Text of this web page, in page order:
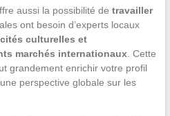
aussi la possibilité de travailler
ont besoin d’experts locaux
culturelles et
marchés internationaux. Cette
grandement enrichir votre profil
perspective globale sur les